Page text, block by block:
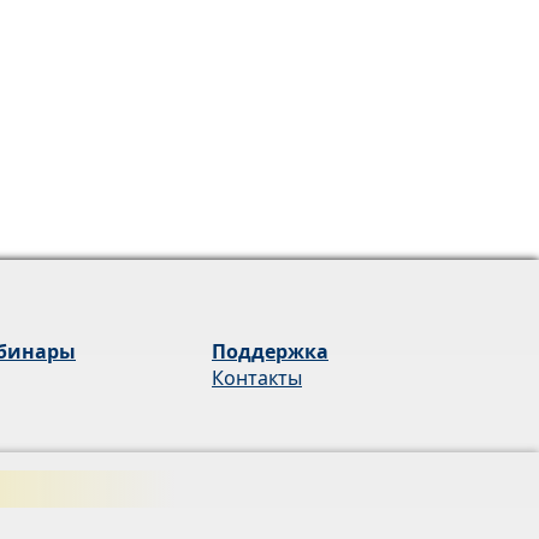
Поддержка
Контакты